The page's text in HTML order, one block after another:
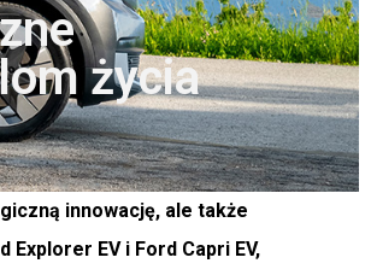
życia
innowację, ale także
EV i Ford Capri EV,